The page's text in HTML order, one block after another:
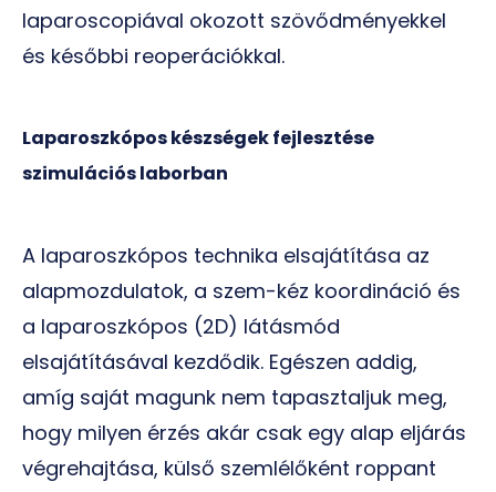
laparoscopiával okozott szövődményekkel
és későbbi reoperációkkal.
Laparoszkópos készségek fejlesztése
szimulációs laborban
A laparoszkópos technika elsajátítása az
alapmozdulatok, a szem-kéz koordináció és
a laparoszkópos (2D) látásmód
elsajátításával kezdődik. Egészen addig,
amíg saját magunk nem tapasztaljuk meg,
hogy milyen érzés akár csak egy alap eljárás
végrehajtása, külső szemlélőként roppant